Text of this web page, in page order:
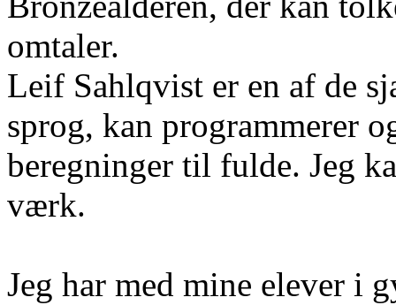
omtaler.
Leif Sahlqvist er en af de
sprog, kan programmerer
beregninger til fulde. Jeg
værk.
Jeg har med mine elever i